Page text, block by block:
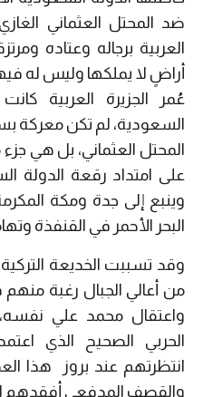
ضد المحتل العثماني
العربية برجاله وعتاده
أراضٍ لا يملكها وليس له
عُمر الجزيرة العربية
السعودية، لم تكن معركة
المحتل العثماني، بل هي
على امتداد رقعة الدولة
وينبع إلى جدة ومكة
البحر الأحمر في القنفذة
وقد تسببت الخديعة
من أعالي الجبال رغبة منهم
واعتقال محمد علي
الحربي الصحيح الذي
انتظرتهم عند بروز
هذا
والقصف المدفعي أفقدهم